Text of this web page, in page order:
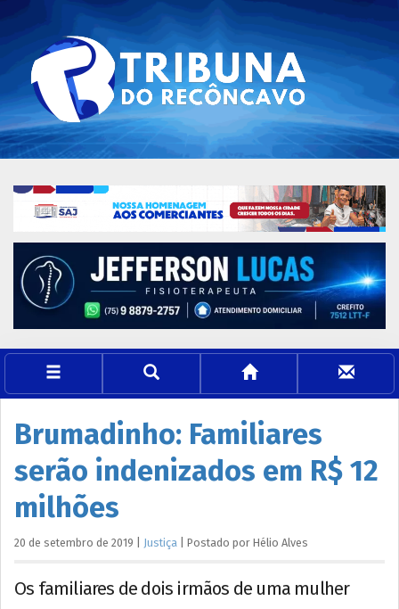
Brumadinho: Familiares
serão indenizados em R$ 12
milhões
20 de setembro de 2019 Justiça Postado por Hélio Alves
Os familiares de dois irmãos de uma mulher